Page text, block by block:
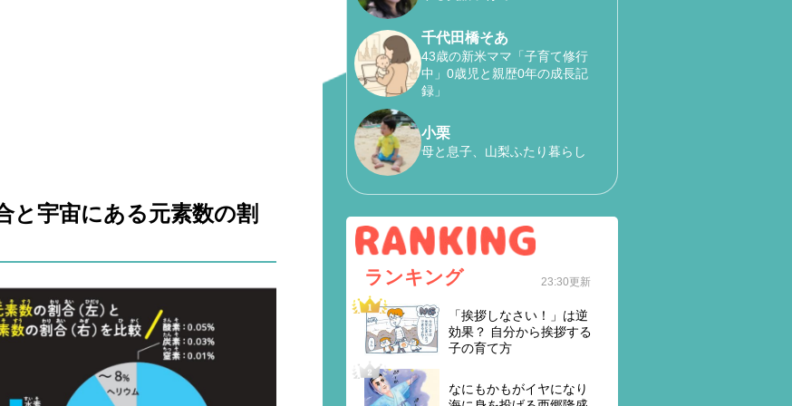
と宇宙にある元素数の割
千代田橋そあ
43歳の新米ママ「子育て修行
中」0歳児と親歴0年の成長記
録」
小栗
母と息子、山梨ふたり暮らし
ランキング 23:30更新
「挨拶しなさい！」は逆
効果？ 自分から挨拶する
子の育て方
なにもかもがイヤになり